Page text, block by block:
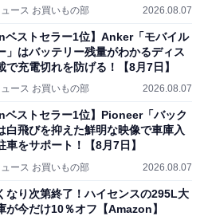
ース お買いもの部 2026.08.07
ベストセラー1位】Anker「モバイル
」はバッテリー残量がわかるディス
で充電切れを防げる！【8月7日】
ース お買いもの部 2026.08.07
ベストセラー1位】Pioneer「バック
白飛びを抑えた鮮明な映像で車庫入
車をサポート！【8月7日】
ース お買いもの部 2026.08.07
なり次第終了！ハイセンスの295L大
が今だけ10％オフ【Amazon】